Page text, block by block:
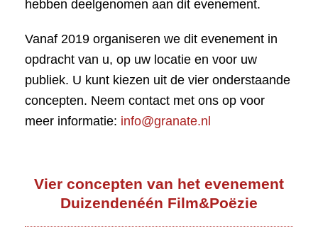
hebben deelgenomen aan dit evenement.
Vanaf 2019 organiseren we dit evenement in
opdracht van u, op uw locatie en voor uw
publiek. U kunt kiezen uit de vier onderstaande
concepten. Neem contact met ons op voor
meer informatie: info@granate.nl
Vier concepten van het evenement
Duizendenéén Film&Poëzie